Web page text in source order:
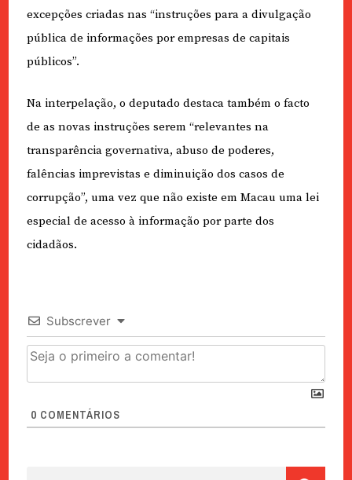
excepções criadas nas “instruções para a divulgação
pública de informações por empresas de capitais
públicos”.
Na interpelação, o deputado destaca também o facto
de as novas instruções serem “relevantes na
transparência governativa, abuso de poderes,
falências imprevistas e diminuição dos casos de
corrupção”, uma vez que não existe em Macau uma lei
especial de acesso à informação por parte dos
cidadãos.
Subscrever
0 COMENTÁRIOS